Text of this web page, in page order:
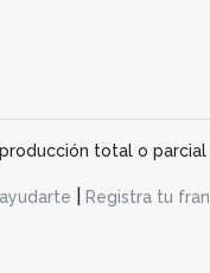
total o
Registra tu